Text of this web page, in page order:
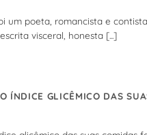
um poeta, romancista e
visceral, honesta [...]
ÍNDICE GLICÊMICO DAS